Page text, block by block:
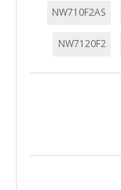
NW710F2AS
NW7120F2
"Configuración de